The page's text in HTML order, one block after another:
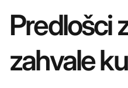
Predlošci
zahvale